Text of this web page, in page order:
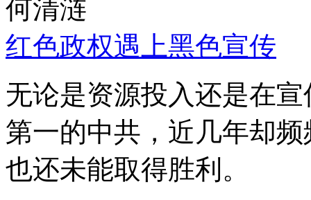
何清涟
红色政权遇上黑色宣传
无论是资源投入还是在
第一的中共，近几年却
也还未能取得胜利。